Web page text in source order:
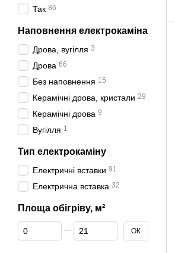
Так 86
Наповнення електрокаміна
Дрова, вугілля 3
Дрова 66
Без наповнення 15
Керамічні дрова, кристали 29
Керамічні дрова 9
Вугілля 1
Тип електрокаміну
Електричні вставки 91
Електрична вставка 32
Площа обігріву, м²
Від Площа обігріву, м²
До Площа обігріву, м² ОК